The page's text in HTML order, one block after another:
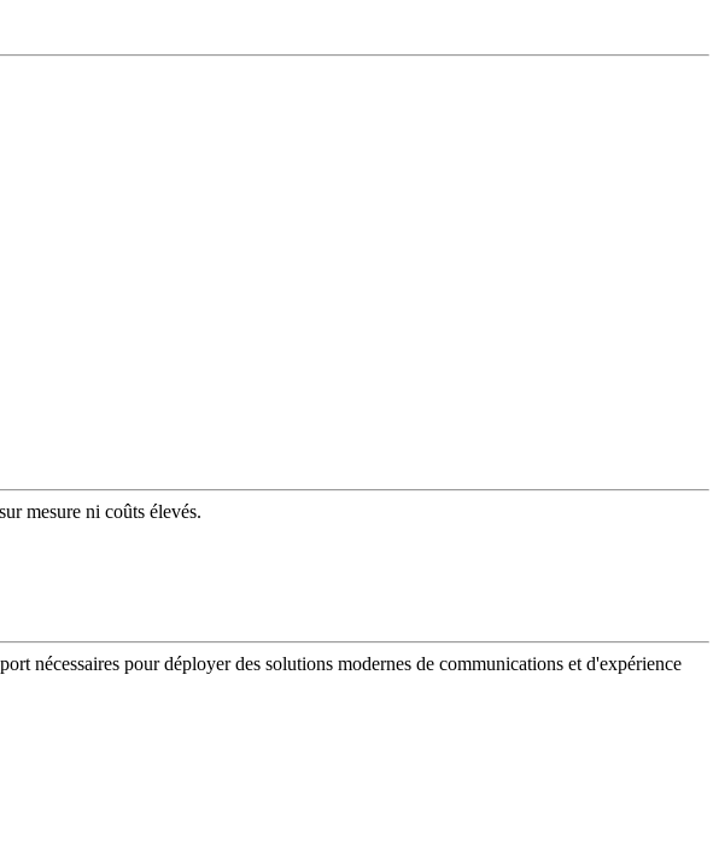
mesure ni coûts élevés.
nécessaires pour déployer des solutions modernes de communications et d'expérience